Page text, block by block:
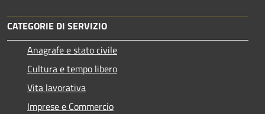
CATEGORIE DI SERVIZIO
Anagrafe e stato civile
Cultura e tempo libero
Vita lavorativa
Imprese e Commercio